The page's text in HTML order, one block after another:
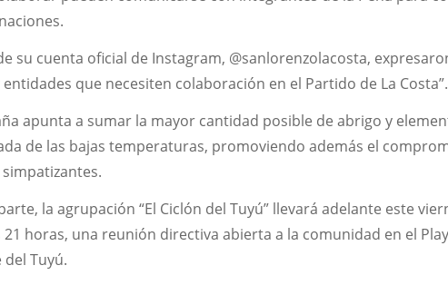
su cuenta oficial de Instagram, @sanlorenzolacosta,
que necesiten colaboración en el Partido de La Costa”.
apunta a sumar la mayor cantidad posible de abrigo y
de las bajas temperaturas, promoviendo además el
la agrupación “El Ciclón del Tuyú” llevará adelante este
21 horas, una reunión directiva abierta a la comunidad en el
del Tuyú.